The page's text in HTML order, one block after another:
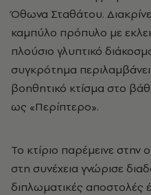
Όθωνα Σταθάτου.
καμπύλο πρόπυλο με
πλούσιο γλυπτικό
συγκρότημα περιλαμβάνει
βοηθητικό κτίσμα στο
ως «Περίπτερο».
Το κτίριο παρέμεινε στην
στη συνέχεια γνώρισε
διπλωματικές αποστολές